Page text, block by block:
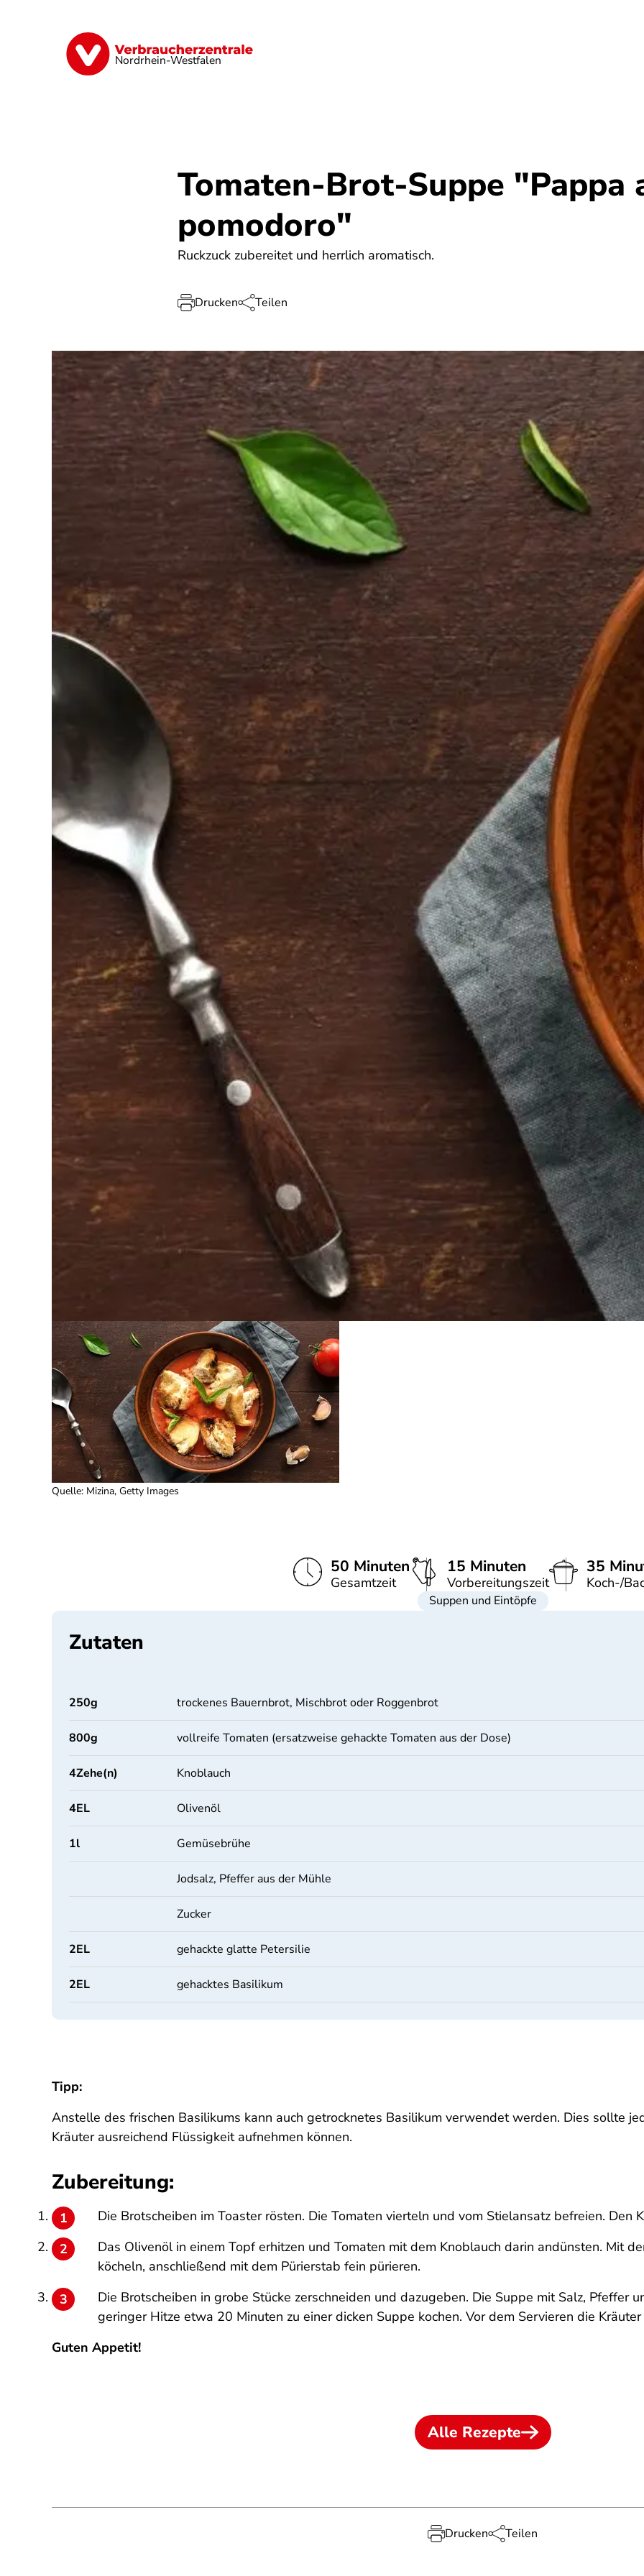
Nordrhein-Westfalen
Finanzen Digitales Lebensmittel
Tomaten-Brot-Suppe "Pappa
pomodoro"
Ruckzuck zubereitet und herrlich aromatisch.
Drucken Teilen
Quelle: Mizina, Getty Images
50 Minuten
Gesamtzeit
15 Minuten
Vorbereitungszeit
35
Koch-/
Suppen und Eintöpfe
Zutaten
250g trockenes Bauernbrot, Mischbrot oder Roggenbrot
800g vollreife Tomaten (ersatzweise gehackte Tomaten aus der Dose)
4Zehe(n) Knoblauch
4EL Olivenöl
1l Gemüsebrühe
Jodsalz, Pfeffer aus der Mühle
Zucker
2EL gehackte glatte Petersilie
2EL gehacktes Basilikum
Tipp:
Anstelle des frischen Basilikums kann auch getrocknetes Basilikum verwendet werden. Dies sollte
Kräuter ausreichend Flüssigkeit aufnehmen können.
Zubereitung:
Die Brotscheiben im Toaster rösten. Die Tomaten vierteln und vom Stielansatz befreien. Den
Das Olivenöl in einem Topf erhitzen und Tomaten mit dem Knoblauch darin andünsten. Mit
köcheln, anschließend mit dem Pürierstab fein pürieren.
Die Brotscheiben in grobe Stücke zerschneiden und dazugeben. Die Suppe mit Salz, Pfeffer
geringer Hitze etwa 20 Minuten zu einer dicken Suppe kochen. Vor dem Servieren die
Guten Appetit!
Alle Rezepte
Drucken Teilen